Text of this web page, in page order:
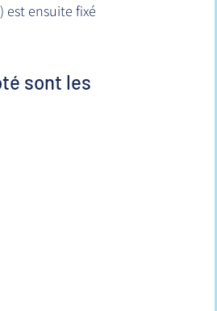
est ensuite fixé
sont les